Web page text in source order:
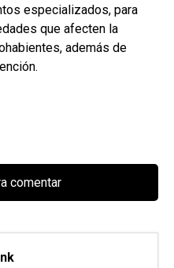
especializados, para
que afecten la
además de
comentar